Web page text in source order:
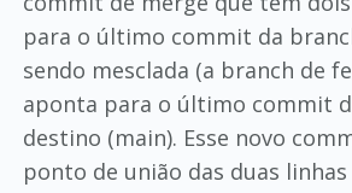
para o último commit da
sendo mesclada (a branch de
aponta para o último commit
destino (main). Esse novo
ponto de união das duas linhas